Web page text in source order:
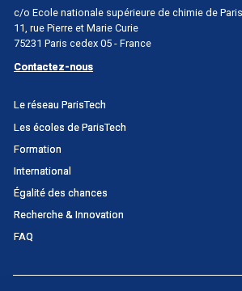
c/o Ecole nationale supérieure de chimie de Paris
11, rue Pierre et Marie Curie
75231 Paris cedex 05 - France
Contactez-nous
Menu
principal
Portail
Le réseau ParisTech
Les écoles de ParisTech
Formation
International
Égalité des chances
Recherche & Innovation
FAQ